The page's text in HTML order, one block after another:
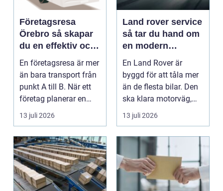
Företagsresa
Örebro så skapar
du en effektiv och
minnesvärd resa
En företagsresa är mer
än bara transport från
punkt A till B. När ett
företag planerar en
resa för m...
13 juli 2026
Land rover service
så tar du hand om
en modern
klassiker
En Land Rover är
byggd för att tåla mer
än de flesta bilar. Den
ska klara motorväg,
stadstrafik, gru...
13 juli 2026